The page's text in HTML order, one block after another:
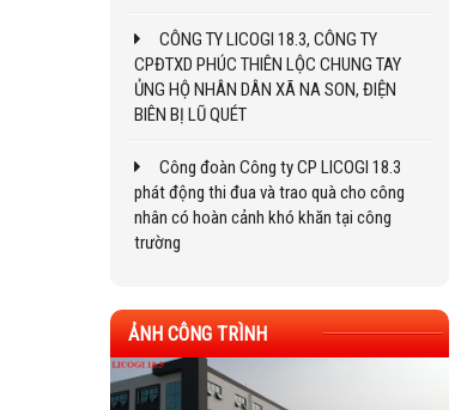
CÔNG TY LICOGI 18.3, CÔNG TY
CPĐTXD PHÚC THIÊN LỘC CHUNG TAY
ỦNG HỘ NHÂN DÂN XÃ NA SON, ĐIỆN
BIÊN BỊ LŨ QUÉT
Công đoàn Công ty CP LICOGI 18.3
phát động thi đua và trao quà cho công
nhân có hoàn cảnh khó khăn tại công
trường
ẢNH CÔNG TRÌNH